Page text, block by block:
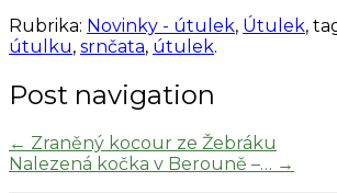
Rubrika: Novinky - útulek, Útulek,
útulku, srnčata, útulek.
Post navigation
← Zraněný kocour ze Žebráku
Nalezená kočka v Berouně –… →